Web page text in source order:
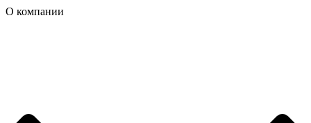
О компании